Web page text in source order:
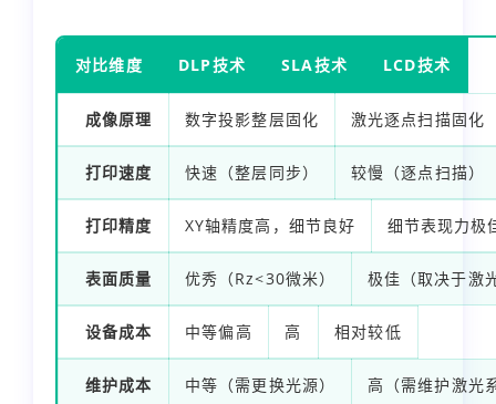
对比维度 DLP技术 SLA技术 LCD技术
成像原理 数字投影整层固化 激光逐点扫描固化
打印速度 快速（整层同步） 较慢（逐点扫描）
打印精度 XY轴精度高，细节良好 细节表现力极
表面质量 优秀（Rz<30微米） 极佳（取决于激
设备成本 中等偏高 高 相对较低
维护成本 中等（需更换光源） 高（需维护激光